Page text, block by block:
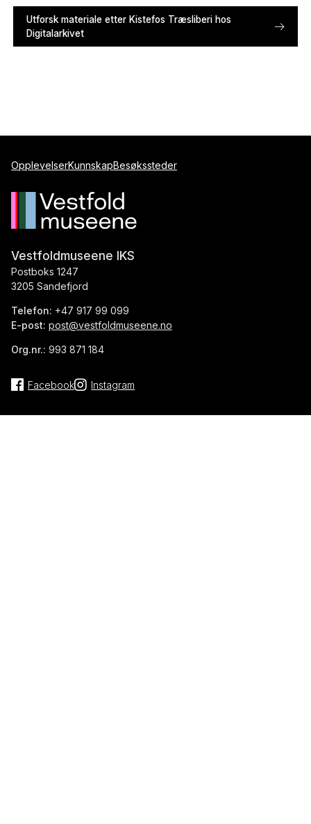
Utforsk materiale etter Kistefos Træsliberi hos
Digitalarkivet
OpplevelserKunnskapBesøkssteder
Vestfoldmuseene IKS
Postboks 1247
3205 Sandefjord
Telefon: +47 917 99 099
E-post: post@vestfoldmuseene.no
Org.nr.: 993 871 184
Facebook Instagram